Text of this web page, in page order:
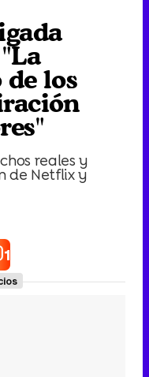
los
reales y
de Netflix y
1